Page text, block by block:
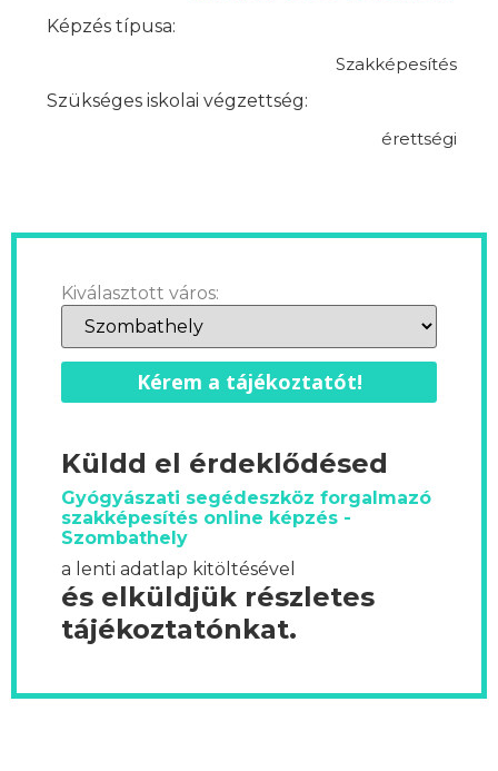
Képzés típusa:
Szakképesítés
Szükséges iskolai végzettség:
érettségi
Kiválasztott város:
Kérem a tájékoztatót!
Küldd el érdeklődésed
Gyógyászati segédeszköz forgalmazó
szakképesítés online képzés -
Szombathely
a lenti adatlap kitöltésével
és elküldjük részletes
tájékoztatónkat.